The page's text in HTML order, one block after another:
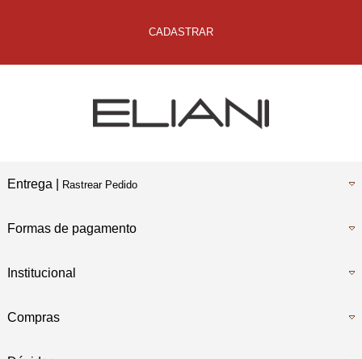
CADASTRAR
Entrega | Rastrear Pedido
Formas de pagamento
Institucional
Compras